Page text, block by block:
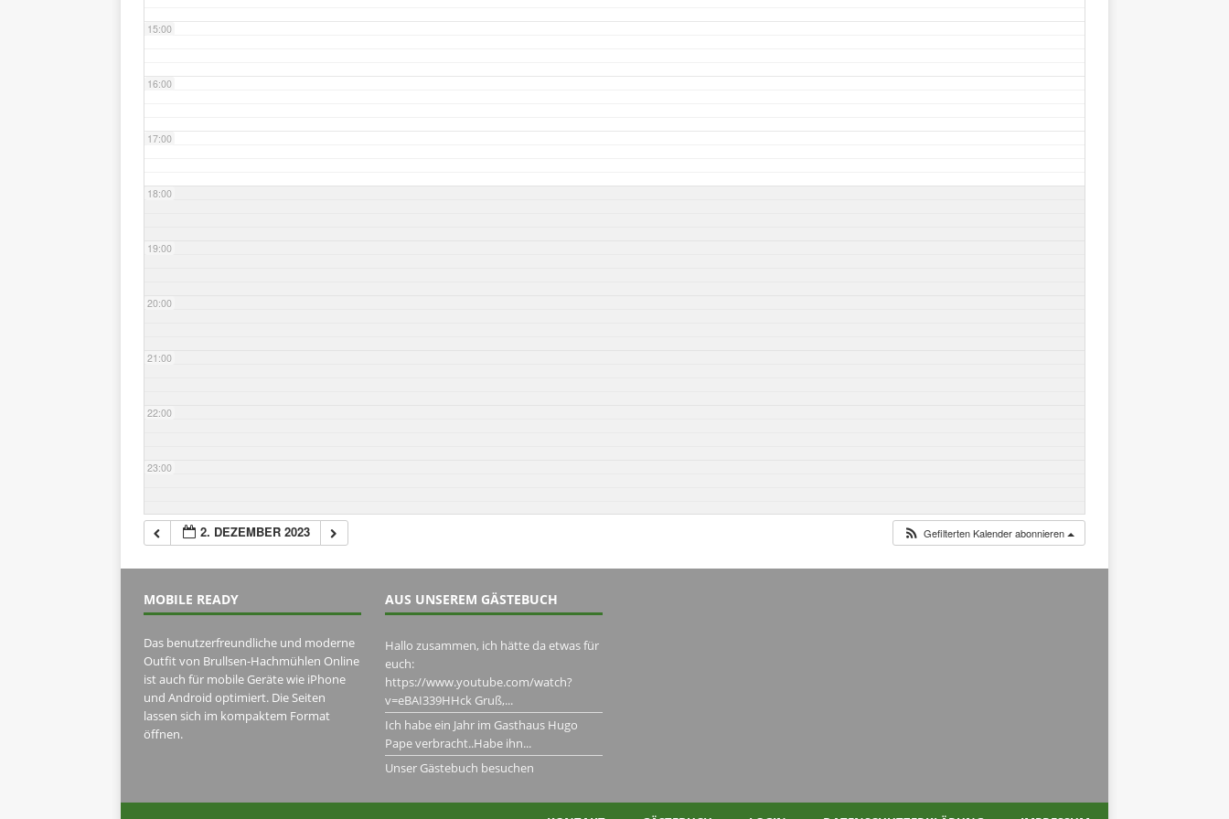
15:00
16:00
17:00
18:00
19:00
20:00
21:00
22:00
23:00
2. DEZEMBER 2023 Gefilterten Kalender abonnieren
MOBILE READY
Das benutzerfreundliche und moderne
Outfit von Brullsen-Hachmühlen Online
ist auch für mobile Geräte wie iPhone
und Android optimiert. Die Seiten
lassen sich im kompaktem Format
öffnen.
AUS UNSEREM GÄSTEBUCH
Hallo zusammen, ich hätte da etwas für
euch:
https://www.youtube.com/watch?
v=eBAI339HHck Gruß,...
Ich habe ein Jahr im Gasthaus Hugo
Pape verbracht..Habe ihn...
Unser Gästebuch besuchen